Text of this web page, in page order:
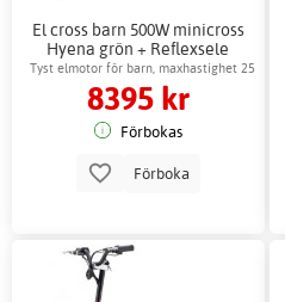
El cross barn 500W minicross
Hyena grön + Reflexsele
Tyst elmotor för barn, maxhastighet 25
km/h
8395 kr
Förbokas
Förboka